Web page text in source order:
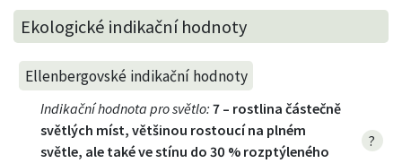
Ekologické indikační hodnoty
Ellenbergovské indikační hodnoty
Indikační hodnota pro světlo: 7 – rostlina částečně
světlých míst, většinou rostoucí na plném
světle, ale také ve stínu do 30 % rozptýleného
?